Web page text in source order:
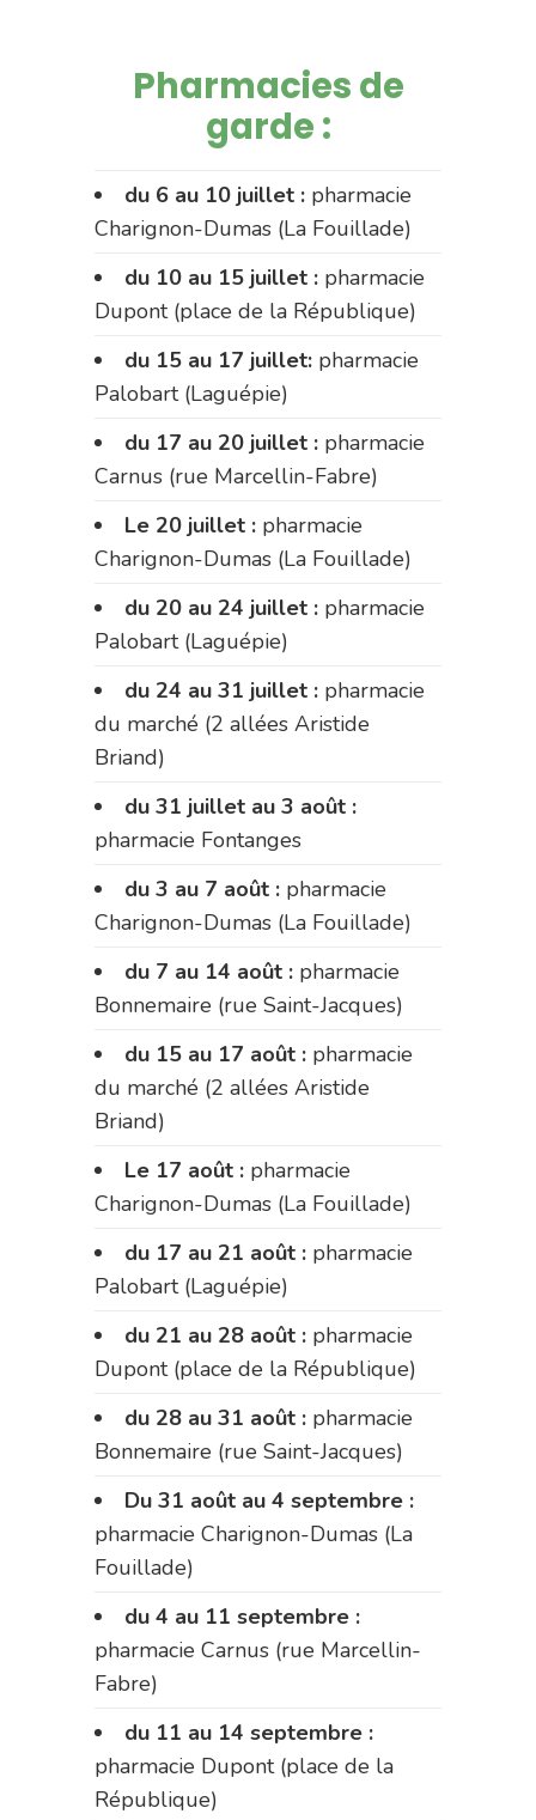
Pharmacies de
garde :
du 6 au 10 juillet : pharmacie
Charignon-Dumas (La Fouillade)
du 10 au 15 juillet : pharmacie
Dupont (place de la République)
du 15 au 17 juillet: pharmacie
Palobart (Laguépie)
du 17 au 20 juillet : pharmacie
Carnus (rue Marcellin-Fabre)
Le 20 juillet : pharmacie
Charignon-Dumas (La Fouillade)
du 20 au 24 juillet : pharmacie
Palobart (Laguépie)
du 24 au 31 juillet : pharmacie
du marché (2 allées Aristide
Briand)
du 31 juillet au 3 août :
pharmacie Fontanges
du 3 au 7 août : pharmacie
Charignon-Dumas (La Fouillade)
du 7 au 14 août : pharmacie
Bonnemaire (rue Saint-Jacques)
du 15 au 17 août : pharmacie
du marché (2 allées Aristide
Briand)
Le 17 août : pharmacie
Charignon-Dumas (La Fouillade)
du 17 au 21 août : pharmacie
Palobart (Laguépie)
du 21 au 28 août : pharmacie
Dupont (place de la République)
du 28 au 31 août : pharmacie
Bonnemaire (rue Saint-Jacques)
Du 31 août au 4 septembre :
pharmacie Charignon-Dumas (La
Fouillade)
du 4 au 11 septembre :
pharmacie Carnus (rue Marcellin-
Fabre)
du 11 au 14 septembre :
pharmacie Dupont (place de la
République)